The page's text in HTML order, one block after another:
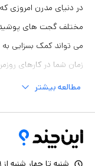
در دنیای مدرن امروزی
مختلف گجت های
می تواند کمک بسزایی
زمان شما در کارهای
شمار ساعت و مچ بندهای
کاربردی تر و بهترند؟
ما باشید.
مطالعه بیشتر
شنبه تا چهار شنبه از ۹ الی ۱۷ ، پنج شنبه ۹ الی ۱۳